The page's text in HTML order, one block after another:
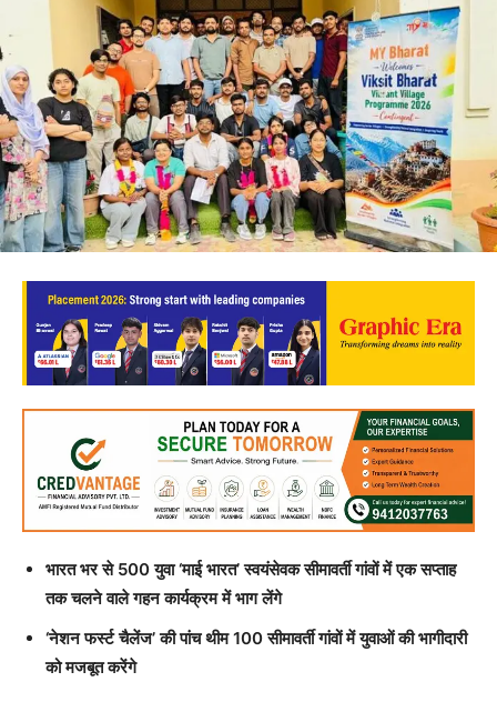
भारत भर से 500 युवा ‘माई भारत’ स्वयंसेवक सीमावर्ती गांवों में एक सप्ताह
तक चलने वाले गहन कार्यक्रम में भाग लेंगे
‘नेशन फर्स्ट चैलेंज’ की पांच थीम 100 सीमावर्ती गांवों में युवाओं की भागीदारी
को मजबूत करेंगे